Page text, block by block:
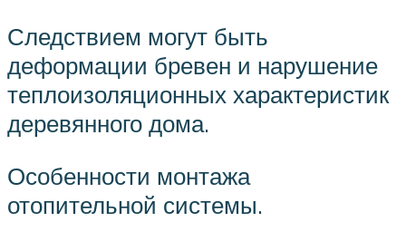
Следствием могут быть
деформации бревен и нарушение
теплоизоляционных характеристик
деревянного дома.
Особенности монтажа
отопительной системы.